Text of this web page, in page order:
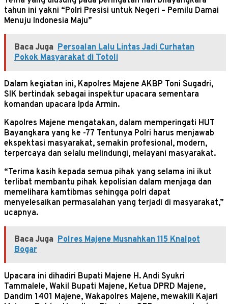
tahun ini yakni “Polri Presisi untuk Negeri – Pemilu Damai
Menuju Indonesia Maju”
Baca Juga Persoalan Lalu Lintas Jadi Curhatan
Pokok Masyarakat di Totoli
Dalam kegiatan ini, Kapolres Majene AKBP Toni Sugadri,
SIK bertindak sebagai inspektur upacara sementara
komandan upacara Ipda Armin.
Kapolres Majene mengatakan, dalam memperingati HUT
Bayangkara yang ke -77 Tentunya Polri harus menjawab
ekspektasi masyarakat, semakin profesional, modern,
terpercaya dan selalu melindungi, melayani masyarakat.
“Terima kasih kepada semua pihak yang selama ini ikut
terlibat membantu pihak kepolisian dalam menjaga dan
memelihara kamtibmas sehingga polri dapat
menyelesaikan permasalahan yang terjadi di masyarakat,”
ucapnya.
Baca Juga Polres Majene Musnahkan 115 Knalpot
Bogar
Upacara ini dihadiri Bupati Majene H. Andi Syukri
Tammalele, Wakil Bupati Majene, Ketua DPRD Majene,
Dandim 1401 Majene, Wakapolres Majene, mewakili Kajari